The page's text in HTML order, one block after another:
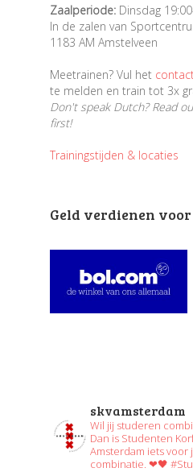
Zaalperiode:Dinsdag
In de zalen van
1183 AM Amstelveen
Meetrainen? Vul het
te melden en train tot 3x
Don't speak Dutch? Read
first!
Trainingstijden & locaties
Geld verdienen voor
skvamsterdam
Wil jij studeren
Dan is Studenten
Amsterdam iets voor
combinatie. ❤🖤